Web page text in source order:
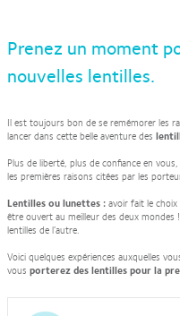
Prenez un moment
nouvelles lentilles.
Il est toujours bon de se remémorer les
lancer dans cette belle aventure des
Plus de liberté, plus de confiance en
les premières raisons citées par les
Lentilles ou lunettes :avoir fait le choix
être ouvert au meilleur des deux mondes
lentilles de l’autre.
Voici quelques expériences auxquelles
vous porterez des lentilles pour la